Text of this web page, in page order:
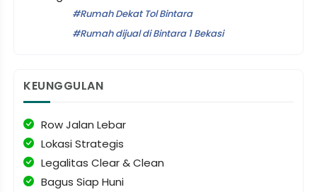
Rumah Dekat Tol Bintara
Rumah dijual di Bintara 1 Bekasi
KEUNGGULAN
Row Jalan Lebar
Lokasi Strategis
Legalitas Clear & Clean
Bagus Siap Huni